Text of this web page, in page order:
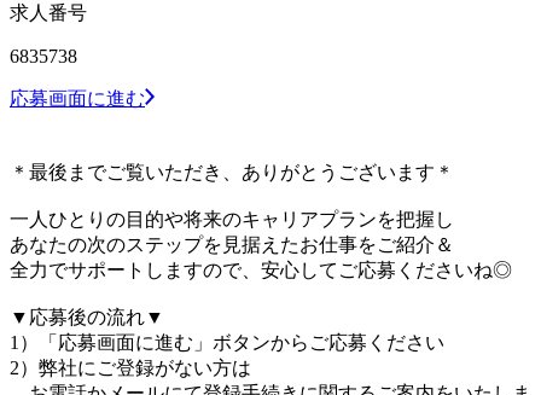
求人番号
6835738
応募画面に進む
＊最後までご覧いただき、ありがとうございます＊
一人ひとりの目的や将来のキャリアプランを把握し
あなたの次のステップを見据えたお仕事をご紹介＆
全力でサポートしますので、安心してご応募くださいね◎
▼応募後の流れ▼
1）「応募画面に進む」ボタンからご応募ください
2）弊社にご登録がない方は